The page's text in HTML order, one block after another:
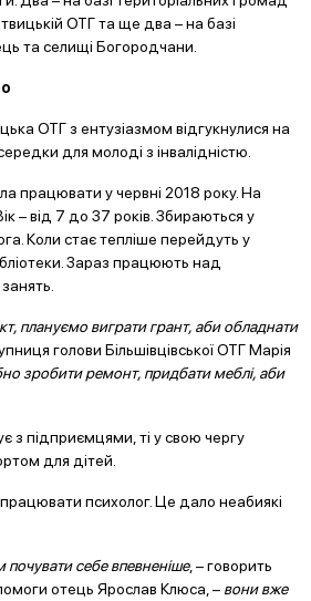
ОТГ та ще два – на базі
та селищі Богородчани.
ОТГ з ентузіазмом відгукнулися на
для молоді з інвалідністю.
працювати у червні 2018 року. На
– від 7 до 37 років. Збираються у
Коли стає тепліше перейдуть у
Зараз працюють над
плануємо виграти грант, аби обладнати
голови Більшівцівської ОТГ Марія
зробити ремонт, придбати меблі, аби
з підприємцями, ті у свою чергу
для дітей.
психолог. Це дало неабиякі
почувати себе впевненіше, – говорить
отець Ярослав Клюса, – вони вже